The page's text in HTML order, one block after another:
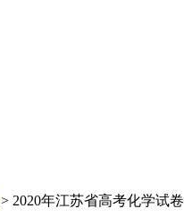
> 2020年江苏省高考化学试卷